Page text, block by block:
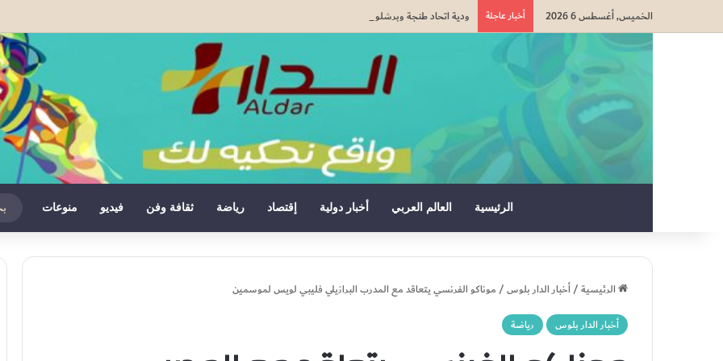
الخميس, أغسطس 6 2026 أخبار عاجلة ودية اتحاد طنجة وبرشلونة مهددة بالإلغاء بسبب تطورات الأوضاع في سبتة المحتلة
الرئيسية العالم العربي أخبار دولية إقتصاد رياضة ثقافة وفن فيديو منوعات
الرئيسية/أخبار الدار بلوس/موناكو الفرنسي يتعاقد مع المدرب البرازيلي فليبي لويس لموسمين
أخبار الدار بلوس
رياضة